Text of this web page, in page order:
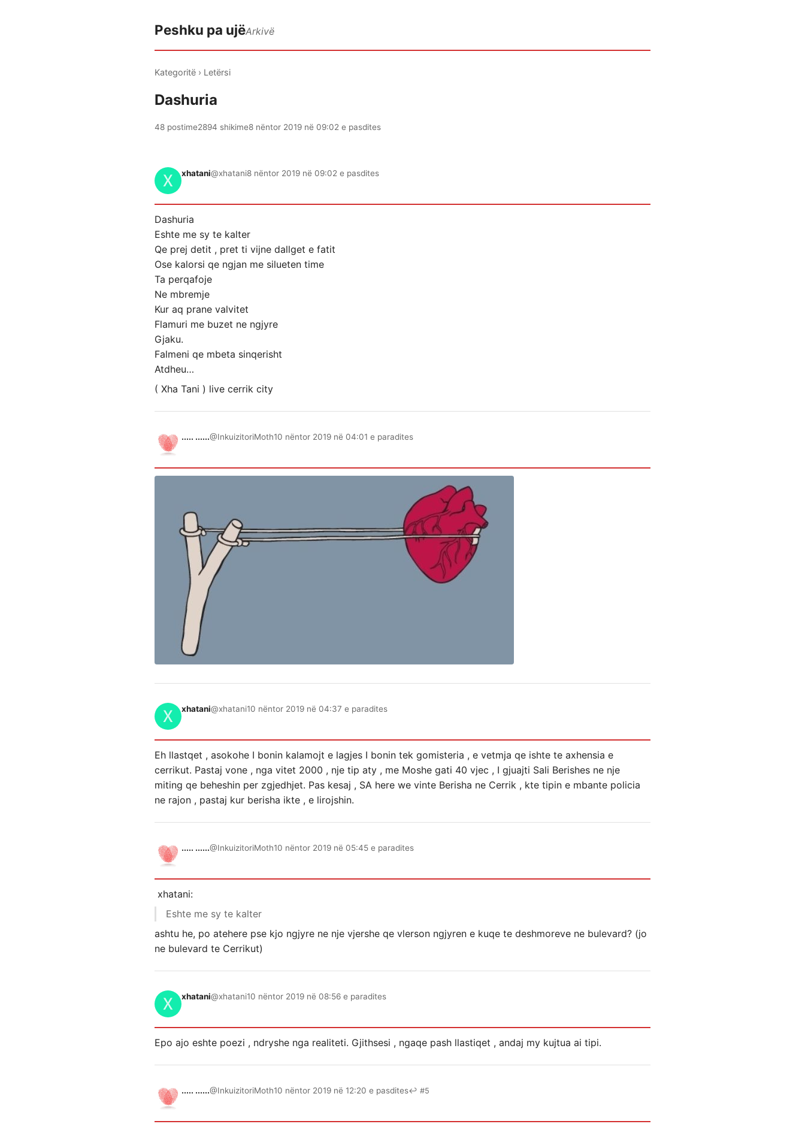
Peshku pa ujëArkivë
Kategoritë › Letërsi
Dashuria
48 postime2894 shikime8 nëntor 2019 në 09:02 e pasdites
xhatani@xhatani8 nëntor 2019 në 09:02 e pasdites
Dashuria
Eshte me sy te kalter
Qe prej detit , pret ti vijne dallget e fatit
Ose kalorsi qe ngjan me silueten time
Ta perqafoje
Ne mbremje
Kur aq prane valvitet
Flamuri me buzet ne ngjyre
Gjaku.
Falmeni qe mbeta sinqerisht
Atdheu…
( Xha Tani ) live cerrik city
..... ......@InkuizitoriMoth10 nëntor 2019 në 04:01 e paradites
xhatani@xhatani10 nëntor 2019 në 04:37 e paradites
Eh llastqet , asokohe I bonin kalamojt e lagjes I bonin tek gomisteria , e vetmja qe ishte te axhensia e
cerrikut. Pastaj vone , nga vitet 2000 , nje tip aty , me Moshe gati 40 vjec , I gjuajti Sali Berishes ne nje
miting qe beheshin per zgjedhjet. Pas kesaj , SA here we vinte Berisha ne Cerrik , kte tipin e mbante policia
ne rajon , pastaj kur berisha ikte , e lirojshin.
..... ......@InkuizitoriMoth10 nëntor 2019 në 05:45 e paradites
xhatani:
Eshte me sy te kalter
ashtu he, po atehere pse kjo ngjyre ne nje vjershe qe vlerson ngjyren e kuqe te deshmoreve ne bulevard? (jo
ne bulevard te Cerrikut)
xhatani@xhatani10 nëntor 2019 në 08:56 e paradites
Epo ajo eshte poezi , ndryshe nga realiteti. Gjithsesi , ngaqe pash llastiqet , andaj my kujtua ai tipi.
..... ......@InkuizitoriMoth10 nëntor 2019 në 12:20 e pasdites↩ #5